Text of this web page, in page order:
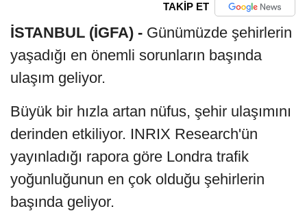
TAKİP ET
İSTANBUL (İGFA) - Günümüzde şehirlerin
yaşadığı en önemli sorunların başında
ulaşım geliyor.
Büyük bir hızla artan nüfus, şehir ulaşımını
derinden etkiliyor. INRIX Research'ün
yayınladığı rapora göre Londra trafik
yoğunluğunun en çok olduğu şehirlerin
başında geliyor.